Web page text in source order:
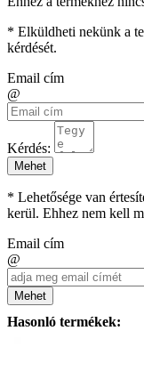
* Elküldheti nekünk a
kérdését.
Email cím
@
Kérdés:
Mehet
* Lehetősége van
kerül. Ehhez nem kell
Email cím
@
Mehet
Hasonló termékek: